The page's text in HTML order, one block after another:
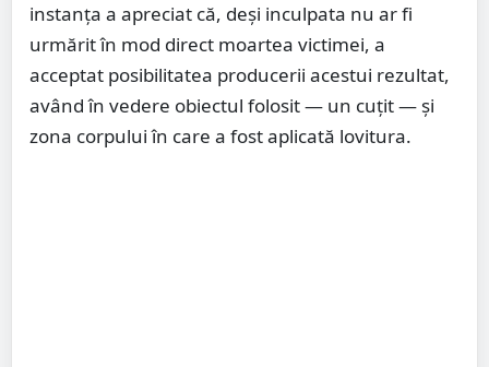
instanța a apreciat că, deși inculpata nu ar fi
urmărit în mod direct moartea victimei, a
acceptat posibilitatea producerii acestui rezultat,
având în vedere obiectul folosit — un cuțit — și
zona corpului în care a fost aplicată lovitura.